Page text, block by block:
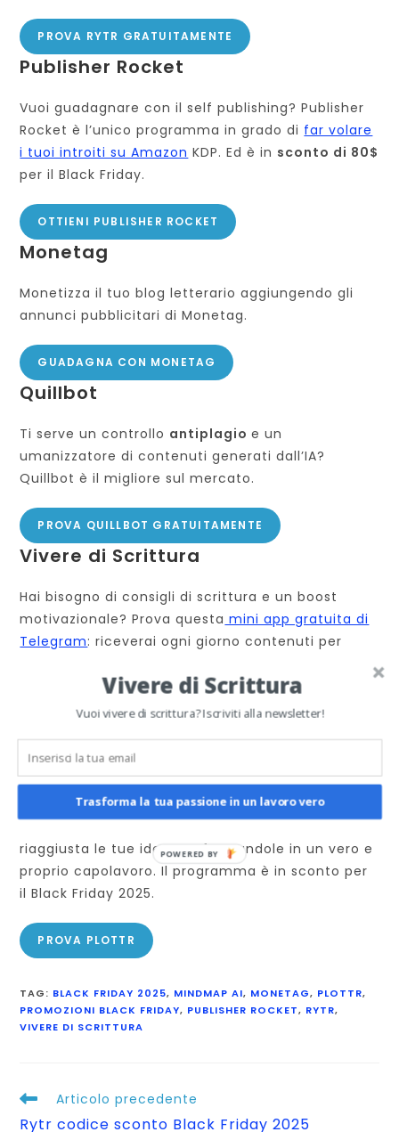
PROVA RYTR GRATUITAMENTE
Publisher Rocket
Vuoi guadagnare con il self publishing? Publisher
Rocket è l’unico programma in grado di far volare
i tuoi introiti su Amazon KDP. Ed è in sconto di 80$
per il Black Friday.
OTTIENI PUBLISHER ROCKET
Monetag
Monetizza il tuo blog letterario aggiungendo gli
annunci pubblicitari di Monetag.
GUADAGNA CON MONETAG
Quillbot
Ti serve un controllo antiplagioe un
umanizzatore di contenuti generati dall’IA?
Quillbot è il migliore sul mercato.
PROVA QUILLBOT GRATUITAMENTE
Vivere di Scrittura
Hai bisogno di consigli di scrittura e un boost
motivazionale? Prova questa mini app gratuita di
Telegram: riceverai ogni giorno contenuti per
“pillola del
e vedrai!
Plottr
Vuoi costruire la trama perfetta? Plottrè il
riaggiusta le tue idee trasformandole in un vero e
proprio capolavoro. Il programma è in sconto per
il Black Friday 2025.
PROVA PLOTTR
TAG: BLACK FRIDAY 2025, MINDMAP AI, MONETAG, PLOTTR,
PROMOZIONI BLACK FRIDAY, PUBLISHER ROCKET, RYTR,
VIVERE DI SCRITTURA
Leggi Articolo precedente
Rytr codice sconto Black Friday 2025
Vivere di Scrittura
Vuoi vivere di scrittura? Iscriviti alla newsletter!
Trasforma la tua passione in un lavoro vero